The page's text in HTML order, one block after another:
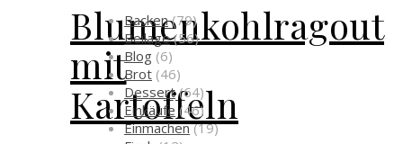
Blumenkohlragout
mit
Kartoffeln
Backen(79)
Beilage(56)
Blog (6)
Brot (46)
Dessert(64)
Einkäufe (46)
Einmachen(19)